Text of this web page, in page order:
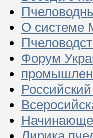
О системе
Форум